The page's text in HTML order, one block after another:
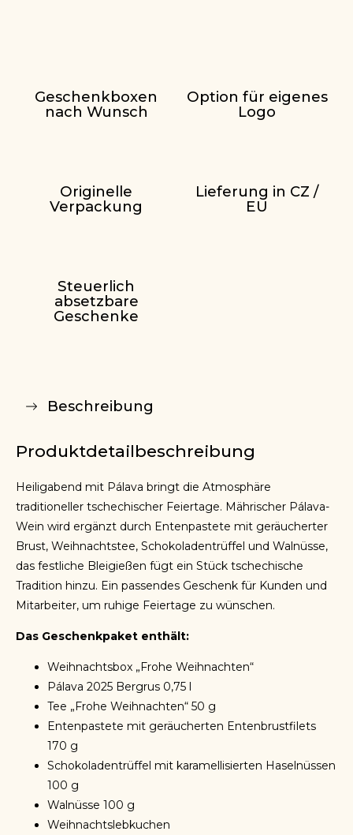
Geschenkboxen
nach Wunsch
Option für eigenes
Logo
Originelle
Verpackung
Lieferung in CZ /
EU
Steuerlich
absetzbare
Geschenke
Beschreibung
Produktdetailbeschreibung
Heiligabend mit Pálava bringt die Atmosphäre
traditioneller tschechischer Feiertage. Mährischer Pálava-
Wein wird ergänzt durch Entenpastete mit geräucherter
Brust, Weihnachtstee, Schokoladentrüffel und Walnüsse,
das festliche Bleigießen fügt ein Stück tschechische
Tradition hinzu. Ein passendes Geschenk für Kunden und
Mitarbeiter, um ruhige Feiertage zu wünschen.
Das Geschenkpaket enthält:
Weihnachtsbox „Frohe Weihnachten“
Pálava 2025 Bergrus 0,75 l
Tee „Frohe Weihnachten“ 50 g
Entenpastete mit geräucherten Entenbrustfilets
170 g
Schokoladentrüffel mit karamellisierten Haselnüssen
100 g
Walnüsse 100 g
Weihnachtslebkuchen